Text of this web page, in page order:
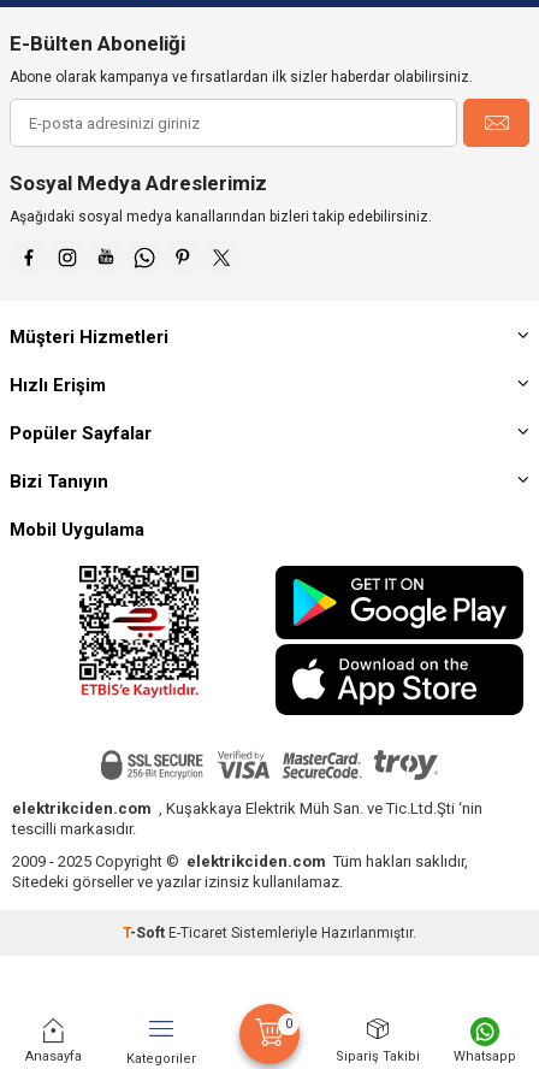
Anasayfa Kategoriler
0
Sipariş Takibi Whatsapp
E-Bülten Aboneliği
Abone olarak kampanya ve fırsatlardan ilk sizler haberdar olabilirsiniz.
Sosyal Medya Adreslerimiz
Aşağıdaki sosyal medya kanallarından bizleri takip edebilirsiniz.
Müşteri Hizmetleri
Hızlı Erişim
Popüler Sayfalar
Bizi Tanıyın
Mobil Uygulama
elektrikciden.com , Kuşakkaya Elektrik Müh San. ve Tic.Ltd.Şti ‘nin
tescilli markasıdır.
2009 - 2025 Copyright © elektrikciden.com Tüm hakları saklıdır,
Sitedeki görseller ve yazılar izinsiz kullanılamaz.
T-Soft E-Ticaret Sistemleriyle Hazırlanmıştır.